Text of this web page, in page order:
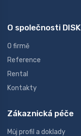
O společnosti DISK
O firmě
Reference
Rental
Kontakty
Zákaznická péče
Můj profil a doklady